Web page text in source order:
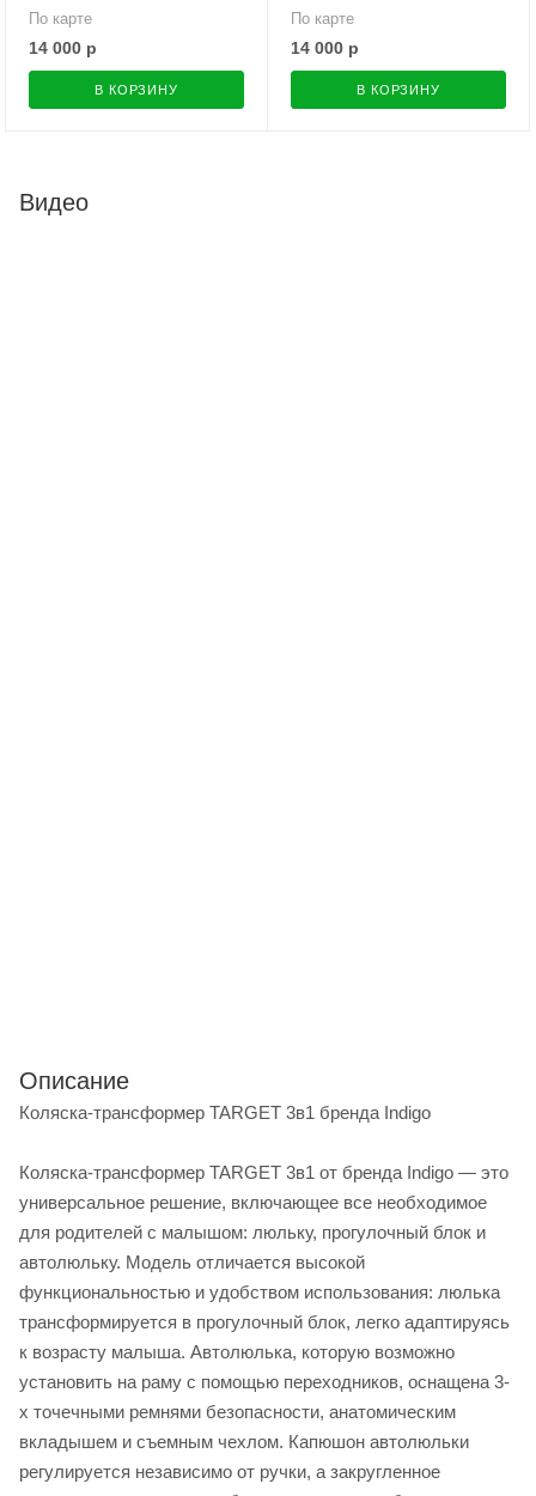
По карте
14 000 р
В КОРЗИНУ
По карте
14 000 р
В КОРЗИНУ
Видео
Описание
Коляска-трансформер TARGET 3в1 бренда Indigo
Коляска-трансформер TARGET 3в1 от бренда Indigo — это
универсальное решение, включающее все необходимое
для родителей с малышом: люльку, прогулочный блок и
автолюльку. Модель отличается высокой
функциональностью и удобством использования: люлька
трансформируется в прогулочный блок, легко адаптируясь
к возрасту малыша. Автолюлька, которую возможно
установить на раму с помощью переходников, оснащена 3-
х точечными ремнями безопасности, анатомическим
вкладышем и съемным чехлом. Капюшон автолюльки
регулируется независимо от ручки, а закругленное